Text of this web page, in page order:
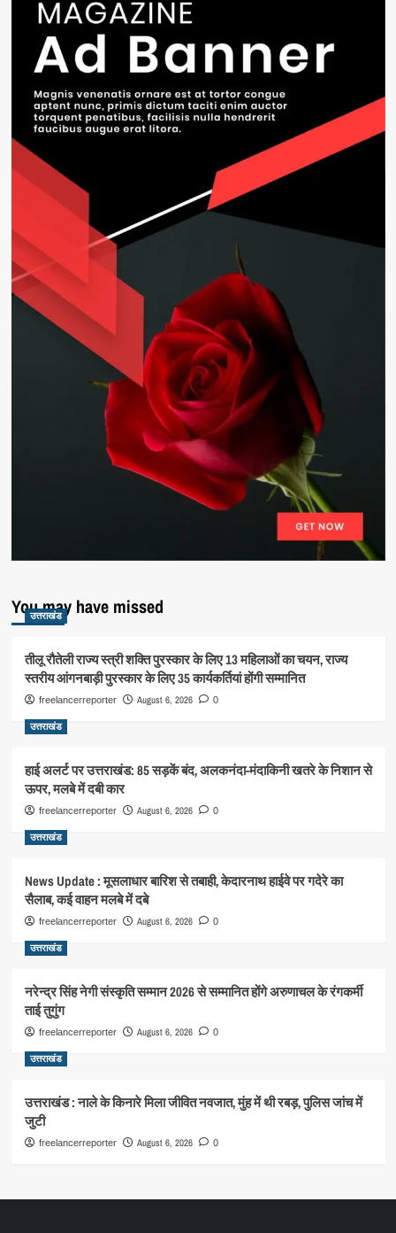
You may have missed
उत्तराखंड
तीलू रौतेली राज्य स्त्री शक्ति पुरस्कार के लिए 13 महिलाओं का चयन, राज्य
स्तरीय आंगनबाड़ी पुरस्कार के लिए 35 कार्यकर्तियां होंगी सम्मानित
freelancerreporter August 6, 2026 0
उत्तराखंड
हाई अलर्ट पर उत्तराखंड: 85 सड़कें बंद, अलकनंदा-मंदाकिनी खतरे के निशान से
ऊपर, मलबे में दबी कार
freelancerreporter August 6, 2026 0
उत्तराखंड
News Update : मूसलाधार बारिश से तबाही, केदारनाथ हाईवे पर गदेरे का
सैलाब, कई वाहन मलबे में दबे
freelancerreporter August 6, 2026 0
उत्तराखंड
नरेन्द्र सिंह नेगी संस्कृति सम्मान 2026 से सम्मानित होंगे अरुणाचल के रंगकर्मी
ताई तुगुंग
freelancerreporter August 6, 2026 0
उत्तराखंड
उत्तराखंड : नाले के किनारे मिला जीवित नवजात, मुंह में थी रबड़, पुलिस जांच में
जुटी
freelancerreporter August 6, 2026 0